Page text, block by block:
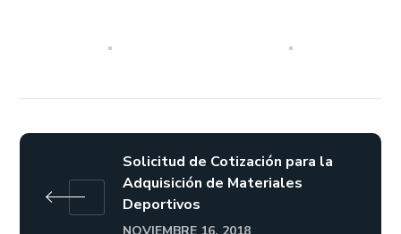
Solicitud de Cotización para la
Adquisición de Materiales
Deportivos